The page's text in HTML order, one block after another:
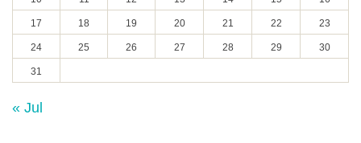
17 18 19 20 21 22 23
24 25 26 27 28 29 30
31
« Jul